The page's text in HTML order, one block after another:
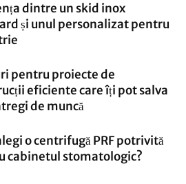
dintre un skid inox
și unul personalizat pentru
pentru proiecte de
eficiente care îți pot salva
de muncă
o centrifugă PRF potrivită
cabinetul stomatologic?